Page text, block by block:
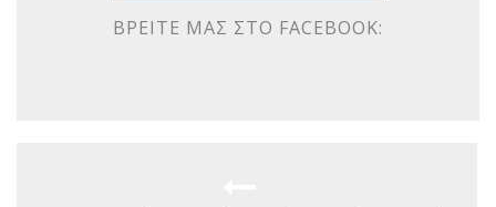
ΒΡΕΊΤΕ ΜΑΣ ΣΤΟ FACEBOOK: